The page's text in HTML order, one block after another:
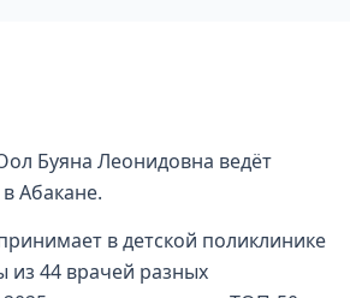
Буяна Леонидовна ведёт
Абакане.
в детской поликлинике
из 44 врачей разных